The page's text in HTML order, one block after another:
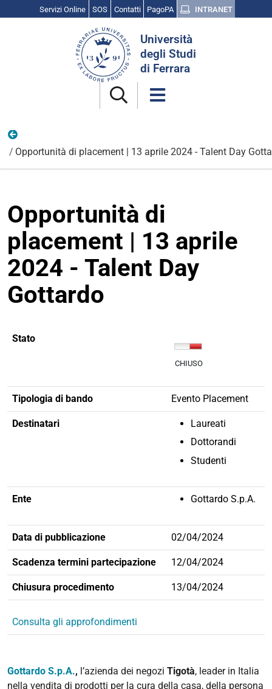
Servizi Online SOS Contatti PagoPA INTRANET
Università
degli Studi
di Ferrara
Opportunità di placement | 13 aprile 2024 - Talent Day
Opportunità di
placement | 13 aprile
2024 - Talent Day
Gottardo
Stato
CHIUSO
Tipologia di bando Evento Placement
Destinatari
Laureati
Dottorandi
Studenti
Ente Gottardo S.p.A.
Data di pubblicazione 02/04/2024
Scadenza termini partecipazione 12/04/2024
Chiusura procedimento 13/04/2024
Consulta gli approfondimenti
Gottardo S.p.A., l’azienda dei negozi Tigotà, leader in Italia
nella vendita di prodotti per la cura della casa, della persona